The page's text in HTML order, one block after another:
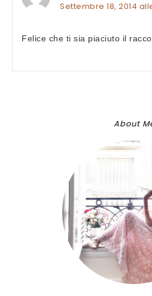
Settembre 18, 2014
Felice che ti sia piaciuto il
About